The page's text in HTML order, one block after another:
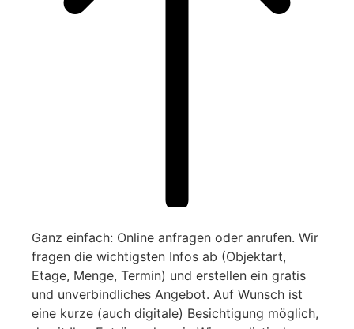
Ganz einfach: Online anfragen oder anrufen. Wir
fragen die wichtigsten Infos ab (Objektart,
Etage, Menge, Termin) und erstellen ein gratis
und unverbindliches Angebot. Auf Wunsch ist
eine kurze (auch digitale) Besichtigung möglich,